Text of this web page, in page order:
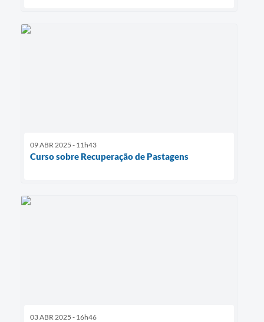
09 ABR 2025 - 11h43
Curso sobre Recuperação de Pastagens
03 ABR 2025 - 16h46